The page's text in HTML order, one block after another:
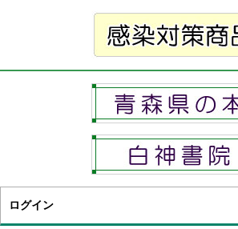
ログイン